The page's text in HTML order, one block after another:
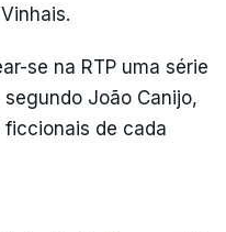
se na RTP uma série
João Canijo,
de cada